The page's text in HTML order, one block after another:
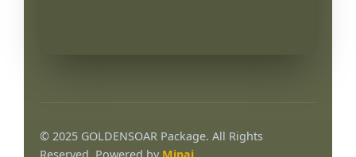
© 2025 GOLDENSOAR Package. All Rights